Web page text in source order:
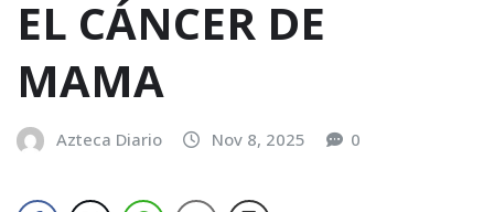
EL CÁNCER DE
MAMA
Azteca Diario Nov 8, 2025 0